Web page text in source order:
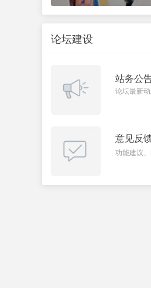
论坛建设
站务公
论坛最新
意见反
功能建议